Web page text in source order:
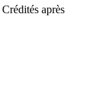
Crédités après